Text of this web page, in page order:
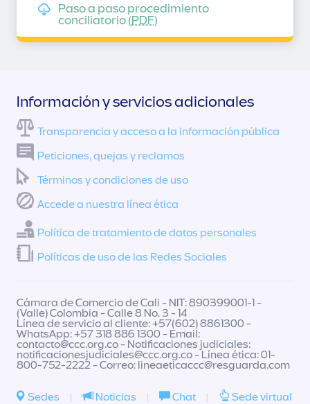
Paso a paso procedimiento
conciliatorio (PDF)
Información y servicios adicionales
Transparencia y acceso a la información pública
Peticiones, quejas y reclamos
Términos y condiciones de uso
Accede a nuestra línea ética
Política de tratamiento de datos personales
Políticas de uso de las Redes Sociales
Cámara de Comercio de Cali - NIT: 890399001-1 -
(Valle) Colombia - Calle 8 No. 3 - 14
Línea de servicio al cliente: +57(602) 8861300 -
WhatsApp: +57 318 886 1300 - Email:
contacto@ccc.org.co- Notificaciones judiciales:
notificacionesjudiciales@ccc.org.co- Línea ética: 01-
800-752-2222 - Correo: lineaeticaccc@resguarda.com
Sedes | Noticias | Chat | Sede virtual